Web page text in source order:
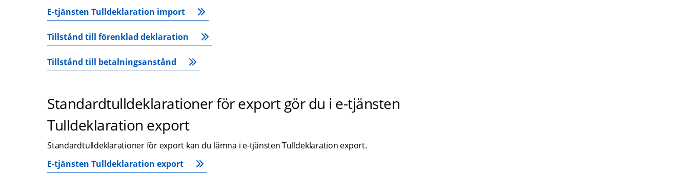
E-tjänsten Tulldeklaration import
Tillstånd till förenklad deklaration
Tillstånd till betalningsanstånd
Standardtulldeklarationer för export gör du i e-tjänsten
Tulldeklaration export
Standardtulldeklarationer för export kan du lämna i e-tjänsten Tulldeklaration export.
E-tjänsten Tulldeklaration export